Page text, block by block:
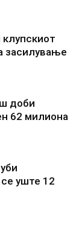
засилување
доби
62 милиона
уште 12